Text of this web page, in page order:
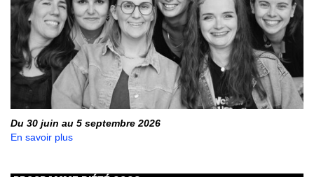
Du 30 juin au 5 septembre 2026
En savoir plus